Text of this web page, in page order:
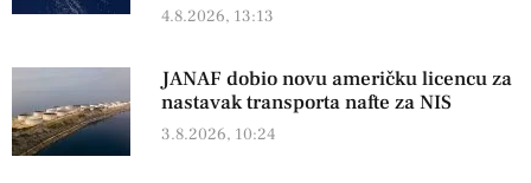
4.8.2026, 13:13
JANAF dobio novu američku licencu za
nastavak transporta nafte za NIS
3.8.2026, 10:24